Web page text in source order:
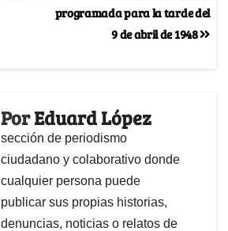
programada para la tarde del
9 de abril de 1948
PorEduard López
sección de periodismo
ciudadano y colaborativo donde
cualquier persona puede
publicar sus propias historias,
denuncias, noticias o relatos de